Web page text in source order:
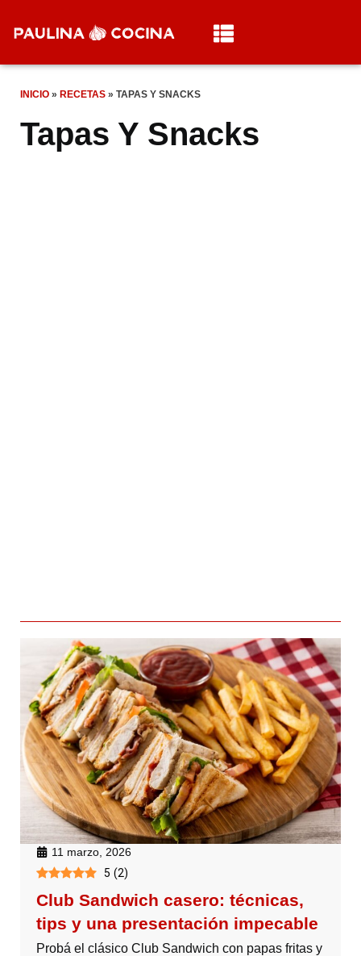
INICIO » RECETAS » TAPAS Y SNACKS
Tapas Y Snacks
11 marzo, 2026
5 (2)
Club Sandwich casero: técnicas,
tips y una presentación impecable
Probá el clásico Club Sandwich con papas fritas y